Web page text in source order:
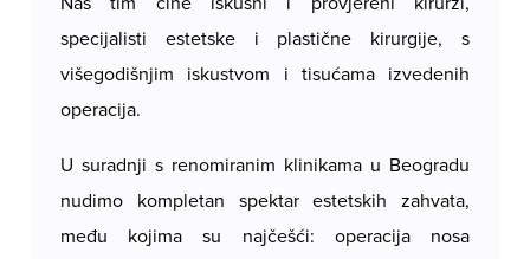
specijalisti estetske i plastične kirurgije, s
višegodišnjim iskustvom i tisućama izvedenih
operacija.
U suradnji s renomiranim klinikama u Beogradu
nudimo kompletan spektar estetskih zahvata,
među kojima su najčešći: operacija nosa